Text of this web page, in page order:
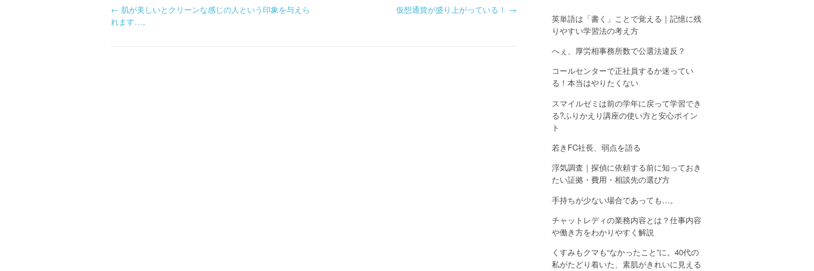
P
← 肌が美しいとクリーンな感じの人という印象を与えら
れます…。
仮想通貨が盛り上がっている！ →
英単語は「書く」ことで覚える｜記憶に残
りやすい学習法の考え方
へぇ、厚労相事務所数で公選法違反？
コールセンターで正社員するか迷ってい
る！本当はやりたくない
スマイルゼミは前の学年に戻って学習でき
る?ふりかえり講座の使い方と安心ポイン
ト
若きFC社長、弱点を語る
浮気調査｜探偵に依頼する前に知っておき
たい証拠・費用・相談先の選び方
手持ちが少ない場合であっても…。
チャットレディの業務内容とは？仕事内容
や働き方をわかりやすく解説
くすみもクマも“なかったこと”に。40代の
私がたどり着いた、素肌がきれいに見える